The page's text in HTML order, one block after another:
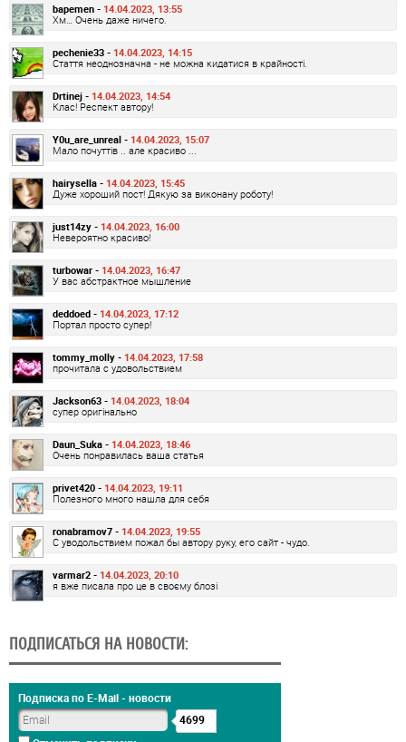
bapemen - 14.04.2023, 13:55
Хм… Очень даже ничего.
pechenie33 - 14.04.2023, 14:15
Стаття неоднозначна - не можна кидатися в крайності.
Drtinej - 14.04.2023, 14:54
Клас! Респект автору!
Y0u_are_unreal - 14.04.2023, 15:07
Мало почуттів .. але красиво ...
hairysella - 14.04.2023, 15:45
Дуже хороший пост! Дякую за виконану роботу!
just14zy - 14.04.2023, 16:00
Невероятно красиво!
turbowar - 14.04.2023, 16:47
У вас абстрактное мышление
deddoed - 14.04.2023, 17:12
Портал просто супер!
tommy_molly - 14.04.2023, 17:58
прочитала с удовольствием
Jackson63 - 14.04.2023, 18:04
супер оригінально
Daun_Suka - 14.04.2023, 18:46
Очень понравилась ваша статья
privet420 - 14.04.2023, 19:11
Полезного много нашла для себя
ronabramov7 - 14.04.2023, 19:55
С уводольствием пожал бы автору руку, его сайт - чудо.
varmar2 - 14.04.2023, 20:10
я вже писала про це в своєму блозі
ПОДПИСАТЬСЯ НА НОВОСТИ:
Подписка по E-Mail - новости
4699